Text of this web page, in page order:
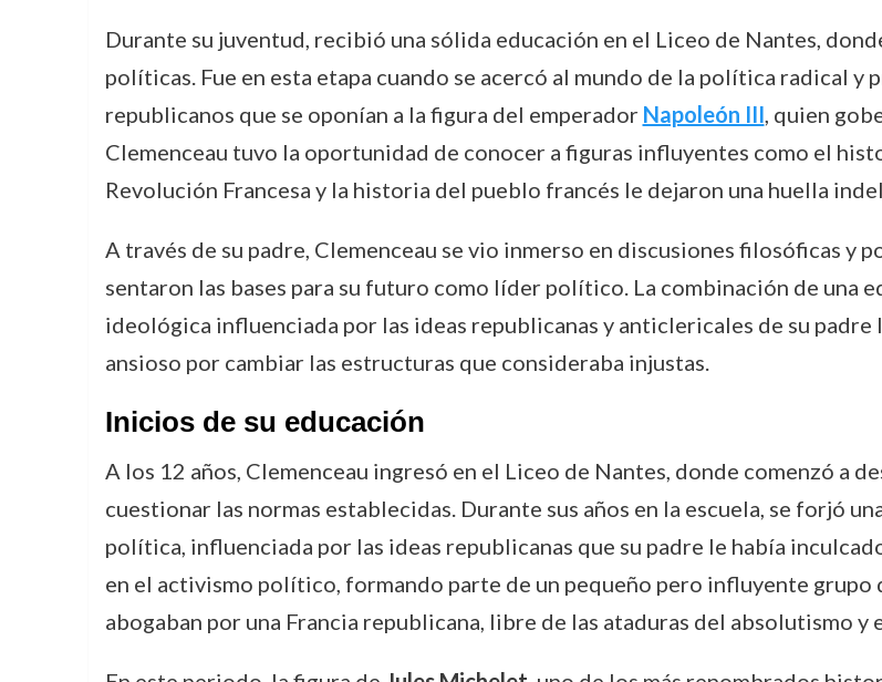
Durante su juventud, recibió una sólida educación en el Liceo de Nantes,
políticas. Fue en esta etapa cuando se acercó al mundo de la política radical
republicanos que se oponían a la figura del emperador Napoleón III, quien
Clemenceau tuvo la oportunidad de conocer a figuras influyentes como el
Revolución Francesa y la historia del pueblo francés le dejaron una huella
A través de su padre, Clemenceau se vio inmerso en discusiones filosóficas y
sentaron las bases para su futuro como líder político. La combinación de una
ideológica influenciada por las ideas republicanas y anticlericales de su
ansioso por cambiar las estructuras que consideraba injustas.
Inicios de su educación
A los 12 años, Clemenceau ingresó en el Liceo de Nantes, donde comenzó a
cuestionar las normas establecidas. Durante sus años en la escuela, se forjó
política, influenciada por las ideas republicanas que su padre le había
en el activismo político, formando parte de un pequeño pero influyente grupo
abogaban por una Francia republicana, libre de las ataduras del absolutismo y